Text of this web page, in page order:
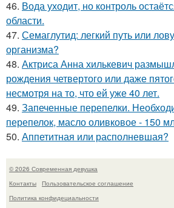
46. Вода уходит, но контроль
области.
47. Семаглутид: легкий путь или
организма?
48. Актриса Анна хилькевич
рождения четвертого или даже
несмотря на то, что ей уже 40 лет.
49. Запеченные перепелки.
перепелок, масло оливковое - 150
50. Аппетитная или располневшая?
© 2026 Современная девушка
Контакты
Пользовательское соглашение
Политика конфидециальности